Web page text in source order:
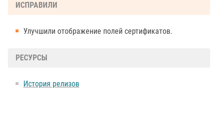
ИСПРАВИЛИ
Улучшили отображение полей сертификатов.
РЕСУРСЫ
История релизов